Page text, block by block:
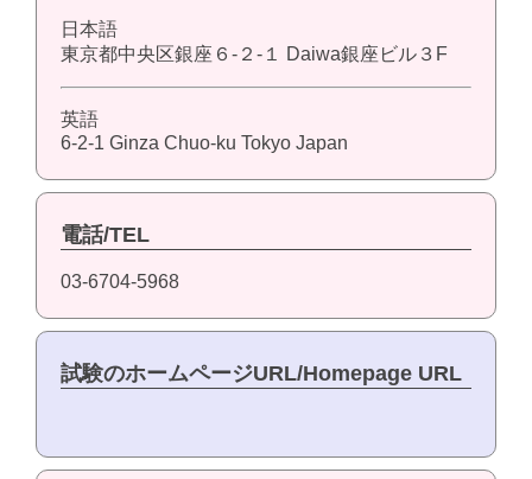
日本語
東京都中央区銀座６-２-１ Daiwa銀座ビル３F
英語
6-2-1 Ginza Chuo-ku Tokyo Japan
電話/TEL
03-6704-5968
試験のホームページURL/Homepage URL